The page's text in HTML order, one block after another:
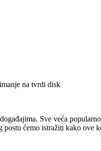
na tvrdi disk
Sve veća
ćemo istražiti kako